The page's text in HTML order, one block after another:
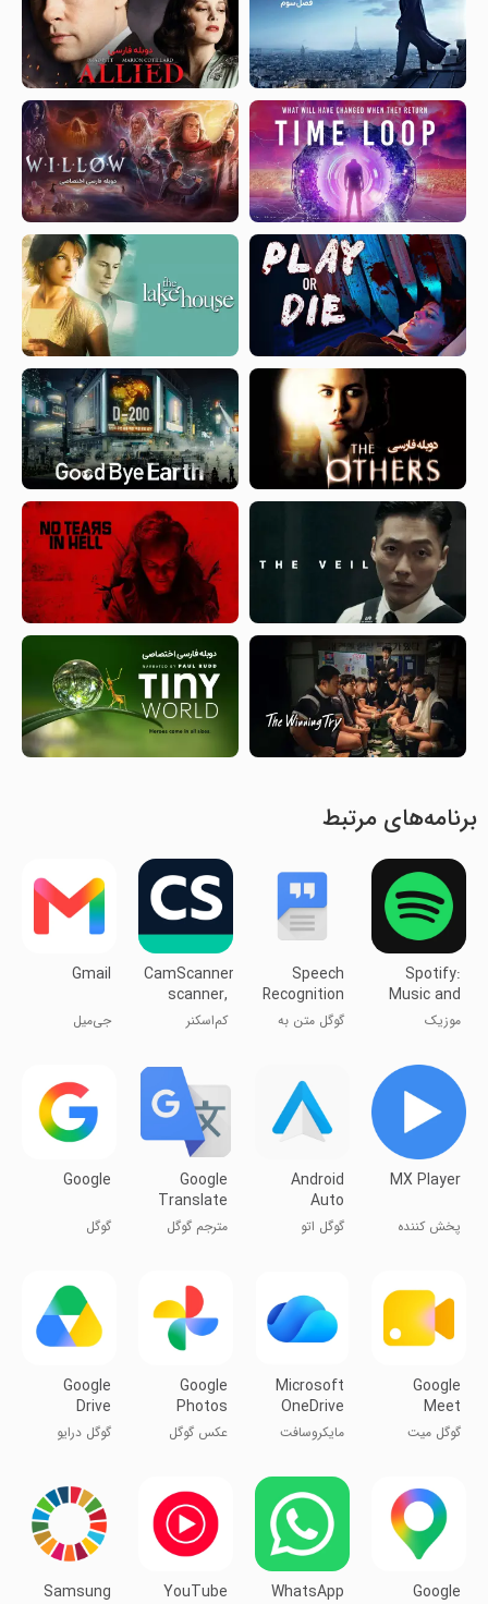
برنامه‌های مرتبط
Spotify:
Music and
Podcasts
موزیک
Speech
Recognition
&
Synthesis
گوگل متن به
CamScanner-
scanner,
PDF maker
کم‌اسکنر
Gmail
جی‌میل
MX Player
پخش کننده
Android
Auto
گوگل اتو
Google
Translate
مترجم گوگل
Google
گوگل
Google
Meet
گوگل میت
Microsoft
OneDrive
مایکروسافت
Google
Photos
عکس گوگل
Google
Drive
گوگل درایو
Google
WhatsApp
YouTube
Samsung